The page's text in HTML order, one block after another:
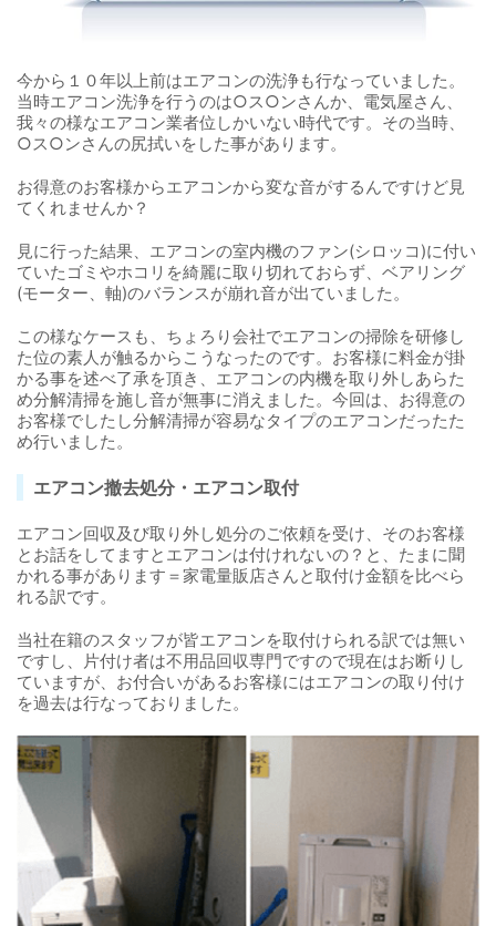
今から１０年以上前はエアコンの洗浄も行なっていました。
当時エアコン洗浄を行うのは○ス○ンさんか、電気屋さん、
我々の様なエアコン業者位しかいない時代です。その当時、
○ス○ンさんの尻拭いをした事があります。
お得意のお客様からエアコンから変な音がするんですけど見
てくれませんか？
見に行った結果、エアコンの室内機のファン(シロッコ)に付い
ていたゴミやホコリを綺麗に取り切れておらず、ベアリング
(モーター、軸)のバランスが崩れ音が出ていました。
この様なケースも、ちょろり会社でエアコンの掃除を研修し
た位の素人が触るからこうなったのです。お客様に料金が掛
かる事を述べ了承を頂き、エアコンの内機を取り外しあらた
め分解清掃を施し音が無事に消えました。今回は、お得意の
お客様でしたし分解清掃が容易なタイプのエアコンだったた
め行いました。
エアコン撤去処分・エアコン取付
エアコン回収及び取り外し処分のご依頼を受け、そのお客様
とお話をしてますとエアコンは付けれないの？と、たまに聞
かれる事があります＝家電量販店さんと取付け金額を比べら
れる訳です。
当社在籍のスタッフが皆エアコンを取付けられる訳では無い
ですし、片付け者は不用品回収専門ですので現在はお断りし
ていますが、お付合いがあるお客様にはエアコンの取り付け
を過去は行なっておりました。